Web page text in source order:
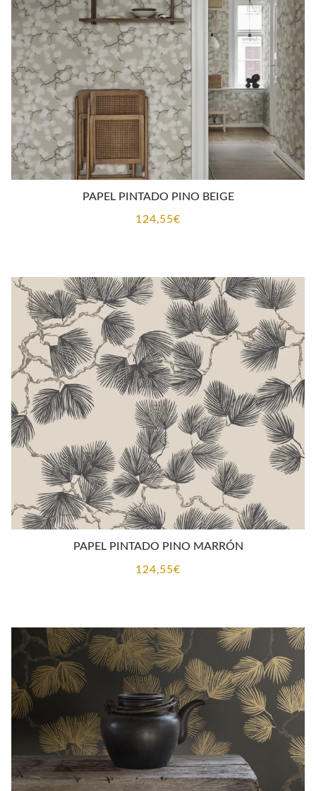
PAPEL PINTADO PINO BEIGE
124,55€
PAPEL PINTADO PINO MARRÓN
124,55€